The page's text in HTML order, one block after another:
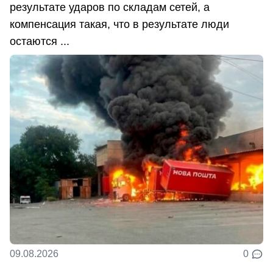
результате ударов по складам сетей, а
компенсация такая, что в результате люди
остаются ...
09.08.2026 0